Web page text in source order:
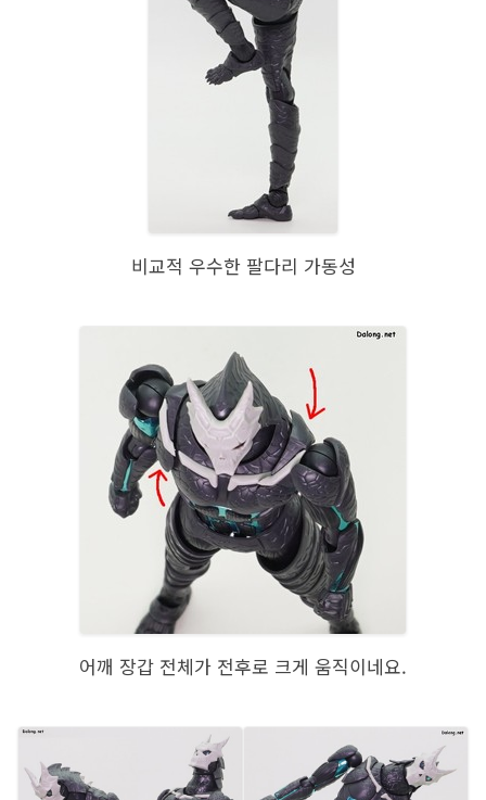
비교적 우수한 팔다리 가동성
어깨 장갑 전체가 전후로 크게 움직이네요.